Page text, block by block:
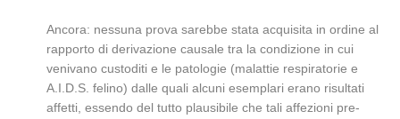
Ancora: nessuna prova sarebbe stata acquisita in ordine al
rapporto di derivazione causale tra la condizione in cui
venivano custoditi e le patologie (malattie respiratorie e
A.I.D.S. felino) dalle quali alcuni esemplari erano risultati
affetti, essendo del tutto plausibile che tali affezioni pre-